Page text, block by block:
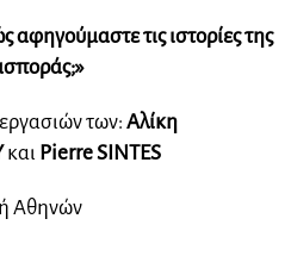
τις ιστορίες της
των: Αλίκη
και Pierre SINTES
Αθηνών